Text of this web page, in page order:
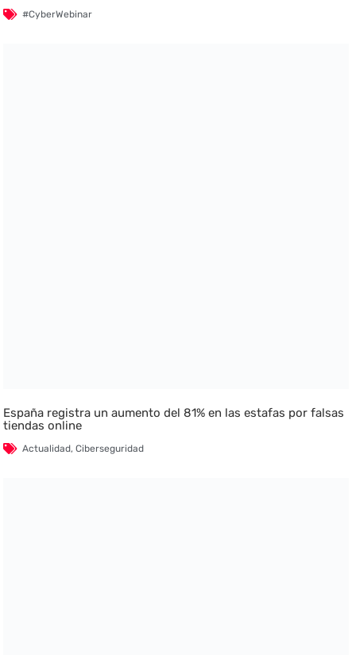
#CyberWebinar
España registra un aumento del 81% en las estafas por falsas
tiendas online
Actualidad,Ciberseguridad